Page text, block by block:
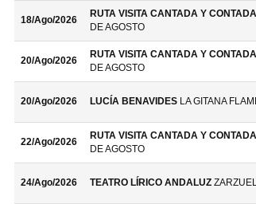
18/Ago/2026
RUTA VISITA CANTADA Y
DE AGOSTO
20/Ago/2026
RUTA VISITA CANTADA Y
DE AGOSTO
20/Ago/2026 LUCÍA BENAVIDES LA GITANA
22/Ago/2026
RUTA VISITA CANTADA Y
DE AGOSTO
24/Ago/2026 TEATRO LÍRICO ANDALUZ